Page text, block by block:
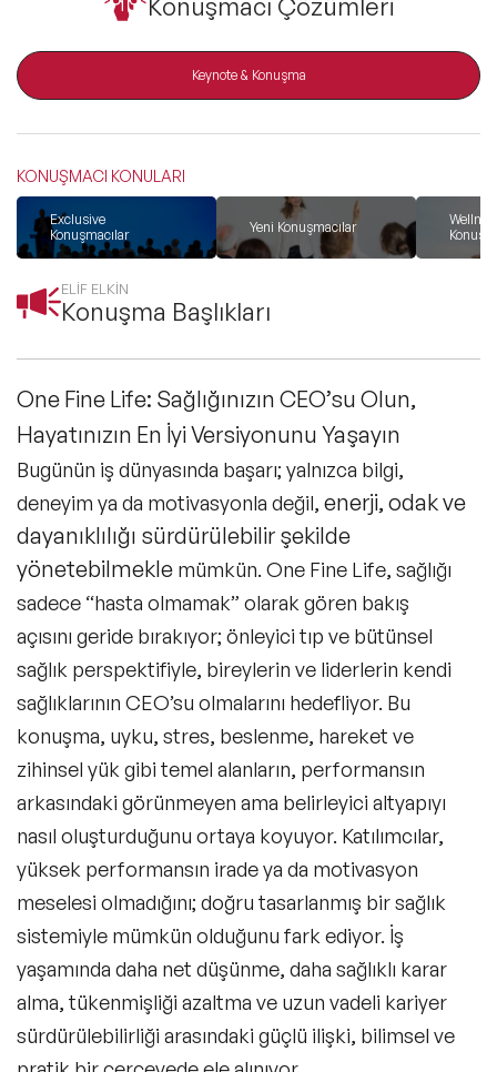
Trend Konular
🔥 Global Konuşmacılar
🔥 Motivasyon Konuşmacıları
🔥 Liderlik Konuşmacıları
🔥 Ekonomi Konuşmacıları
🔥 Yapay Zeka Konuşmacıları
Konuşmacı Çözümleri
Keynote & Konuşma
KONUŞMACI KONULARI
Exclusive
Konuşmacılar
Yeni Konuşmacılar
ELİF ELKİN
Konuşma Başlıkları
One Fine Life: Sağlığınızın CEO’su Olun,
Hayatınızın En İyi Versiyonunu Yaşayın
Bugünün iş dünyasında başarı; yalnızca bilgi,
deneyim ya da motivasyonla değil, enerji, odak ve
dayanıklılığı sürdürülebilir şekilde
yönetebilmekle mümkün. One Fine Life, sağlığı
sadece “hasta olmamak” olarak gören bakış
açısını geride bırakıyor; önleyici tıp ve bütünsel
sağlık perspektifiyle, bireylerin ve liderlerin kendi
sağlıklarının CEO’su olmalarını hedefliyor. Bu
konuşma, uyku, stres, beslenme, hareket ve
zihinsel yük gibi temel alanların, performansın
arkasındaki görünmeyen ama belirleyici altyapıyı
nasıl oluşturduğunu ortaya koyuyor. Katılımcılar,
yüksek performansın irade ya da motivasyon
meselesi olmadığını; doğru tasarlanmış bir sağlık
sistemiyle mümkün olduğunu fark ediyor. İş
yaşamında daha net düşünme, daha sağlıklı karar
alma, tükenmişliği azaltma ve uzun vadeli kariyer
sürdürülebilirliği arasındaki güçlü ilişki, bilimsel ve